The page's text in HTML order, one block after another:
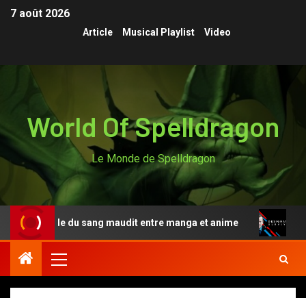
7 août 2026
Article Musical Playlist Video
World Of Spelldragon
Le Monde de Spelldragon
du sang maudit entre manga et anime